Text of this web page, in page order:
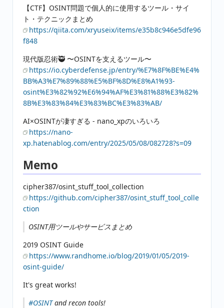
【CTF】OSINT問題で個人的に使用するツール・サイ
ト・テクニックまとめ
https://qiita.com/xryuseix/items/e35b8c946e5dfe96
f848
現代版忍術🥷 〜OSINTを支えるツール〜
https://io.cyberdefense.jp/entry/%E7%8F%BE%E4%
BB%A3%E7%89%88%E5%BF%8D%E8%A1%93-
osint%E3%82%92%E6%94%AF%E3%81%88%E3%82%
8B%E3%83%84%E3%83%BC%E3%83%AB/
AI×OSINTが凄すぎる - nano_xpのいろいろ
https://nano-
xp.hatenablog.com/entry/2025/05/08/082728?s=09
Memo
cipher387/osint_stuff_tool_collection
https://github.com/cipher387/osint_stuff_tool_colle
ction
OSINT用ツールやサービスまとめ
2019 OSINT Guide
https://www.randhome.io/blog/2019/01/05/2019-
osint-guide/
It's great works!
#OSINTand recon tools!